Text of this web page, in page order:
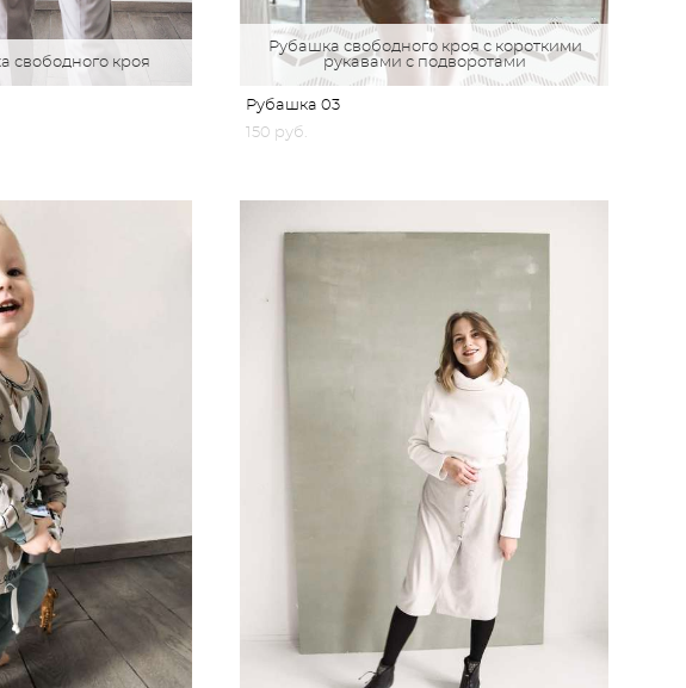
свободного кроя
Рубашка свободного кроя с короткими
рукавами с подворотами
Рубашка 03
150 pуб.